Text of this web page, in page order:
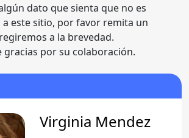
dato que sienta que no es
este sitio, por favor remita un
a la brevedad.
por su colaboración.
Virginia Mendez